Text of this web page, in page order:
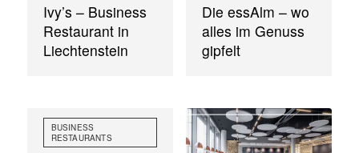
Ivy’s – Business
Restaurant in
Liechtenstein
Die essAlm – wo
alles im Genuss
gipfelt
BUSINESS
RESTAURANTS